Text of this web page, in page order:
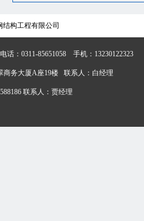
结构工程有限公司
：0311-85651058 手机：13230122323
商务大厦A座19楼 联系人：白经理
联系人：贾经理